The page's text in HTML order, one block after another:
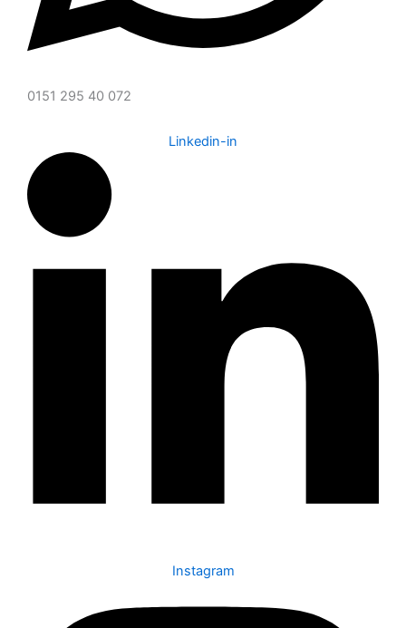
0151 295 40 072
Linkedin-in
Instagram